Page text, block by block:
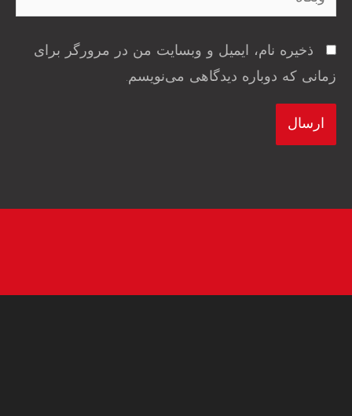
ذخیره نام، ایمیل و وبسایت من در مرورگر برای
زمانی که دوباره دیدگاهی می‌نویسم.